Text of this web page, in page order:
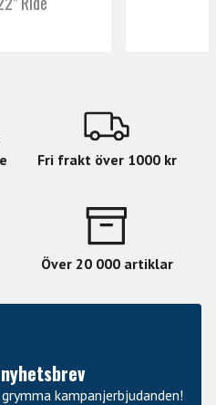
Fri frakt över 1000 kr
Över 20 000 artiklar
kampanjerbjudanden!